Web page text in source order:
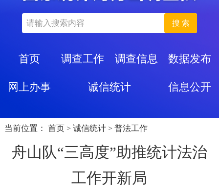
搜 索
首页 调查工作 调查信息 数据发布
网上办事 诚信统计 信息公开
当前位置： 首页 > 诚信统计 > 普法工作
舟山队“三高度”助推统计法治
工作开新局